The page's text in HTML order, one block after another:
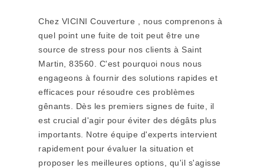
Chez VICINI Couverture , nous comprenons à
quel point une fuite de toit peut être une
source de stress pour nos clients à Saint
Martin, 83560. C'est pourquoi nous nous
engageons à fournir des solutions rapides et
efficaces pour résoudre ces problèmes
gênants. Dès les premiers signes de fuite, il
est crucial d'agir pour éviter des dégâts plus
importants. Notre équipe d'experts intervient
rapidement pour évaluer la situation et
proposer les meilleures options, qu'il s'agisse